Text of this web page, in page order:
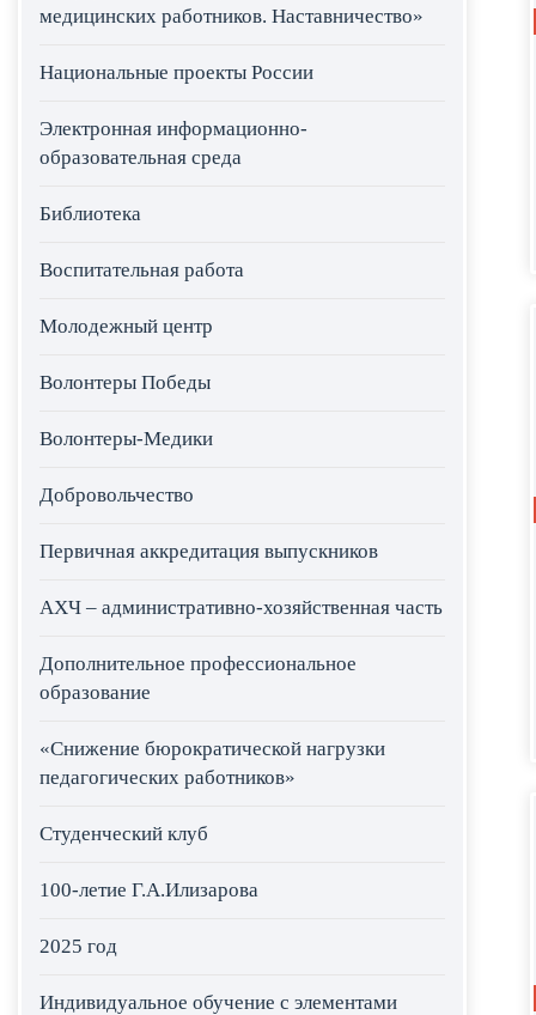
медицинских работников. Наставничество»
Национальные проекты России
Электронная информационно-
образовательная среда
Библиотека
Воспитательная работа
Молодежный центр
Волонтеры Победы
Волонтеры-Медики
Добровольчество
Первичная аккредитация выпускников
АХЧ – административно-хозяйственная часть
Дополнительное профессиональное
образование
«Снижение бюрократической нагрузки
педагогических работников»
Студенческий клуб
100-летие Г.А.Илизарова
2025 год
Индивидуальное обучение с элементами